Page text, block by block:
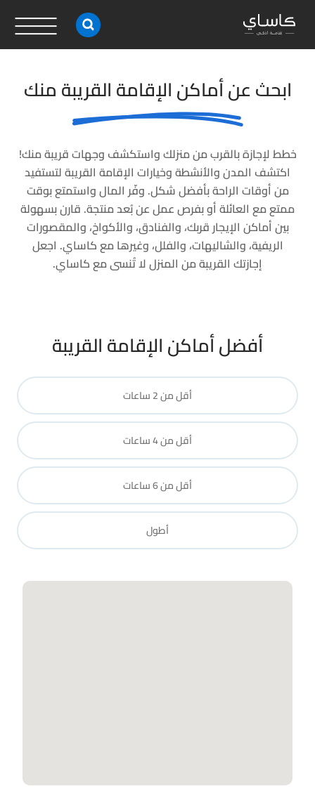
ابحث عن أماكن الإقامة القريبة منك
خطط لإجازة بالقرب من منزلك واستكشف وجهات قريبة منك!
اكتشف المدن والأنشطة وخيارات الإقامة القريبة لتستفيد
من أوقات الراحة بأفضل شكل. وفّر المال واستمتع بوقت
ممتع مع العائلة أو بفرص عمل عن بُعد منتجة. قارن بسهولة
بين أماكن الإيجار قربك، والفنادق، والأكواخ، والمقصورات
الريفية، والشاليهات، والفلل، وغيرها مع كاساي. اجعل
إجازتك القريبة من المنزل لا تُنسى مع كاساي.
أفضل أماكن الإقامة القريبة
أقل من 2 ساعات
أقل من 4 ساعات
أقل من 6 ساعات
أطول